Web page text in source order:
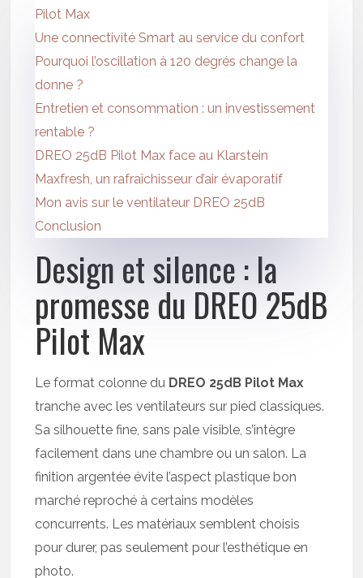
Pilot Max
Une connectivité Smart au service du confort
Pourquoi l’oscillation à 120 degrés change la
donne ?
Entretien et consommation : un investissement
rentable ?
DREO 25dB Pilot Max face au Klarstein
Maxfresh, un rafraîchisseur d’air évaporatif
Mon avis sur le ventilateur DREO 25dB
Conclusion
Design et silence : la
promesse du DREO 25dB
Pilot Max
Le format colonne du DREO 25dB Pilot Max
tranche avec les ventilateurs sur pied classiques.
Sa silhouette fine, sans pale visible, s’intègre
facilement dans une chambre ou un salon. La
finition argentée évite l’aspect plastique bon
marché reproché à certains modèles
concurrents. Les matériaux semblent choisis
pour durer, pas seulement pour l’esthétique en
photo.